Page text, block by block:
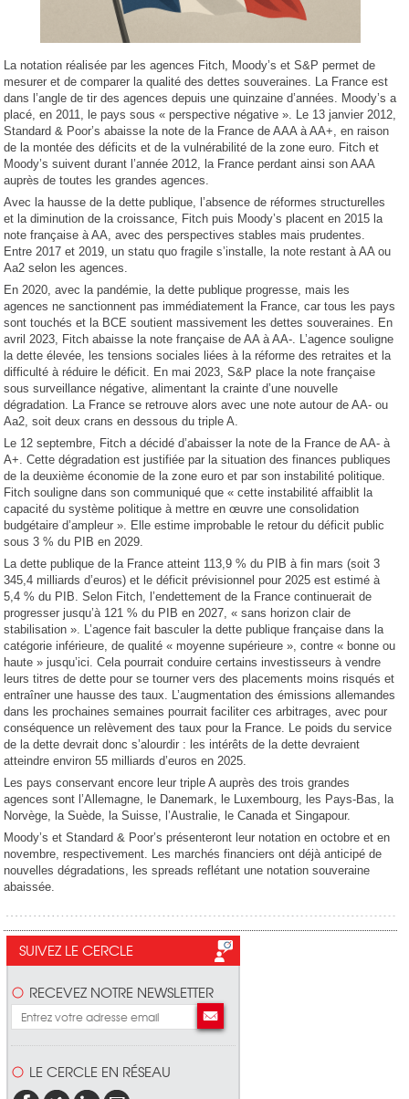
La notation réalisée par les agences Fitch, Moody’s et S&P permet de
mesurer et de comparer la qualité des dettes souveraines. La France est
dans l’angle de tir des agences depuis une quinzaine d’années. Moody’s a
placé, en 2011, le pays sous « perspective négative ». Le 13 janvier 2012,
Standard & Poor’s abaisse la note de la France de AAA à AA+, en raison
de la montée des déficits et de la vulnérabilité de la zone euro. Fitch et
Moody’s suivent durant l’année 2012, la France perdant ainsi son AAA
auprès de toutes les grandes agences.
Avec la hausse de la dette publique, l’absence de réformes structurelles
et la diminution de la croissance, Fitch puis Moody’s placent en 2015 la
note française à AA, avec des perspectives stables mais prudentes.
Entre 2017 et 2019, un statu quo fragile s’installe, la note restant à AA ou
Aa2 selon les agences.
En 2020, avec la pandémie, la dette publique progresse, mais les
agences ne sanctionnent pas immédiatement la France, car tous les pays
sont touchés et la BCE soutient massivement les dettes souveraines. En
avril 2023, Fitch abaisse la note française de AA à AA-. L’agence souligne
la dette élevée, les tensions sociales liées à la réforme des retraites et la
difficulté à réduire le déficit. En mai 2023, S&P place la note française
sous surveillance négative, alimentant la crainte d’une nouvelle
dégradation. La France se retrouve alors avec une note autour de AA- ou
Aa2, soit deux crans en dessous du triple A.
Le 12 septembre, Fitch a décidé d’abaisser la note de la France de AA- à
A+. Cette dégradation est justifiée par la situation des finances publiques
de la deuxième économie de la zone euro et par son instabilité politique.
Fitch souligne dans son communiqué que « cette instabilité affaiblit la
capacité du système politique à mettre en œuvre une consolidation
budgétaire d’ampleur ». Elle estime improbable le retour du déficit public
sous 3 % du PIB en 2029.
La dette publique de la France atteint 113,9 % du PIB à fin mars (soit 3
345,4 milliards d’euros) et le déficit prévisionnel pour 2025 est estimé à
5,4 % du PIB. Selon Fitch, l’endettement de la France continuerait de
progresser jusqu’à 121 % du PIB en 2027, « sans horizon clair de
stabilisation ». L’agence fait basculer la dette publique française dans la
catégorie inférieure, de qualité « moyenne supérieure », contre « bonne ou
haute » jusqu’ici. Cela pourrait conduire certains investisseurs à vendre
leurs titres de dette pour se tourner vers des placements moins risqués et
entraîner une hausse des taux. L’augmentation des émissions allemandes
dans les prochaines semaines pourrait faciliter ces arbitrages, avec pour
conséquence un relèvement des taux pour la France. Le poids du service
de la dette devrait donc s’alourdir : les intérêts de la dette devraient
atteindre environ 55 milliards d’euros en 2025.
Les pays conservant encore leur triple A auprès des trois grandes
agences sont l’Allemagne, le Danemark, le Luxembourg, les Pays-Bas, la
Norvège, la Suède, la Suisse, l’Australie, le Canada et Singapour.
Moody’s et Standard & Poor’s présenteront leur notation en octobre et en
novembre, respectivement. Les marchés financiers ont déjà anticipé de
nouvelles dégradations, les spreads reflétant une notation souveraine
abaissée.
SUIVEZ LE CERCLE
RECEVEZ NOTRE NEWSLETTER
LE CERCLE EN RÉSEAU